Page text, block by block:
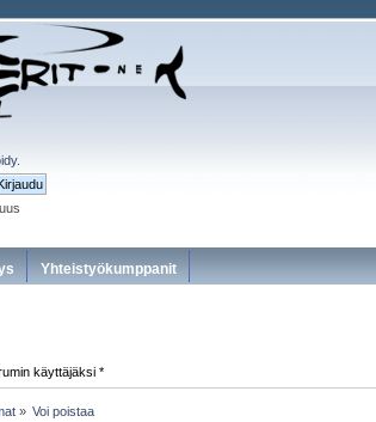
.
Yhteistyökumppanit
käyttäjäksi *
» Voi poistaa